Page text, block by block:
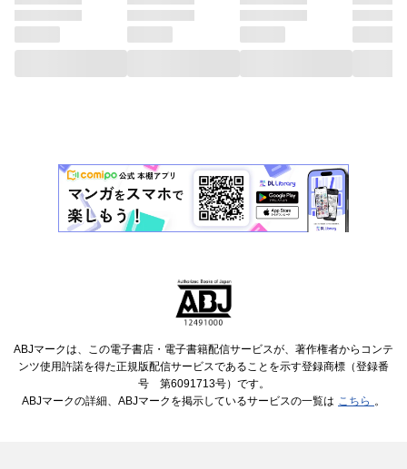
ABJマークは、この電子書店・電子書籍配信サービスが、著作権者からコンテ
ンツ使用許諾を得た正規版配信サービスであることを示す登録商標（登録番
号 第6091713号）です。
ABJマークの詳細、ABJマークを掲示しているサービスの一覧は こちら 。